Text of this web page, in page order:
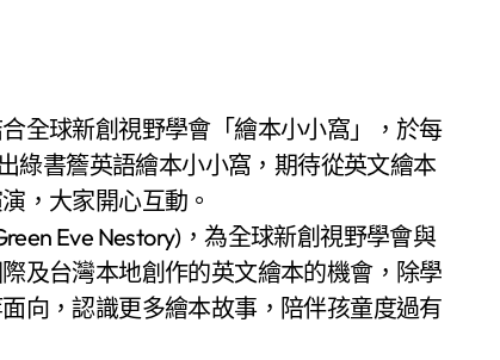
綠書簷英語繪本小小窩，期待從英文繪本
，大家開心互動。
Eve Nestory)，為全球新創視野學會與
及台灣本地創作的英文繪本的機會，除學
向，認識更多繪本故事，陪伴孩童度過有